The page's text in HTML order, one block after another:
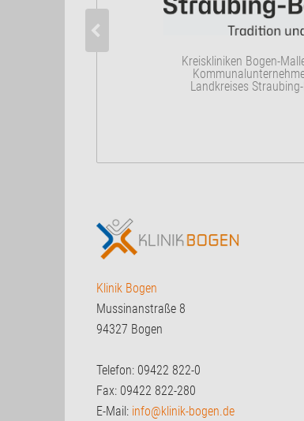
Kreiskliniken Bogen-
Landkreises
Klinik Bogen
Mussinanstraße 8
94327 Bogen
Telefon: 09422 822-0
Fax: 09422 822-280
E-Mail: info@klinik-bogen.de